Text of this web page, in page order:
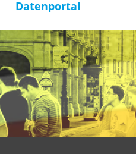
Datenportal